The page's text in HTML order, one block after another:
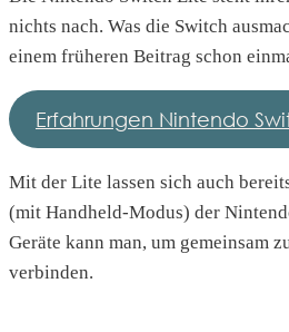
nichts nach. Was die Switch
einem früheren Beitrag schon
Erfahrungen Nintendo
Mit der Lite lassen sich auch
(mit Handheld-Modus) der
Geräte kann man, um gemeinsam
verbinden.